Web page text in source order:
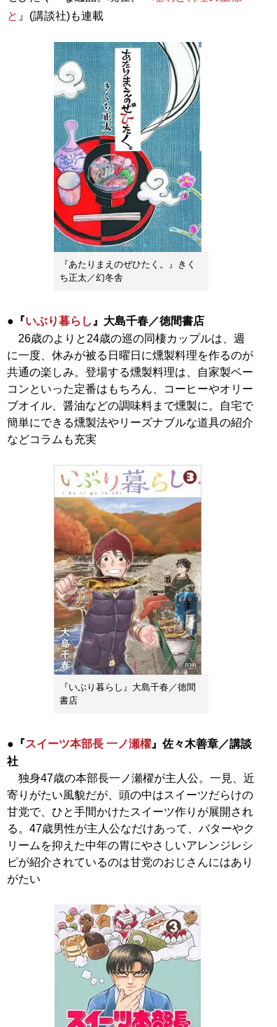
と 』(講談社)も連載
『あたりまえのぜひたく。』きく
ち正太／幻冬舎
●『いぶり暮らし 』大島千春／徳間書店
26歳のよりと24歳の巡の同棲カップルは、週
に一度、休みが被る日曜日に燻製料理を作るのが
共通の楽しみ。登場する燻製料理は、自家製ベー
コンといった定番はもちろん、コーヒーやオリー
ブオイル、醤油などの調味料まで燻製に。自宅で
簡単にできる燻製法やリーズナブルな道具の紹介
などコラムも充実
『いぶり暮らし』大島千春／徳間
書店
●『スイーツ本部長 一ノ瀬櫂 』佐々木善章／講談
社
独身47歳の本部長一ノ瀬櫂が主人公。一見、近
寄りがたい風貌だが、頭の中はスイーツだらけの
甘党で、ひと手間かけたスイーツ作りが展開され
る。47歳男性が主人公なだけあって、バターやク
リームを抑えた中年の胃にやさしいアレンジレシ
ピが紹介されているのは甘党のおじさんにはあり
がたい